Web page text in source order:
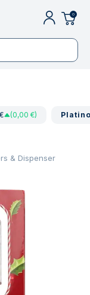
0
(0,00 €)
& Dispenser